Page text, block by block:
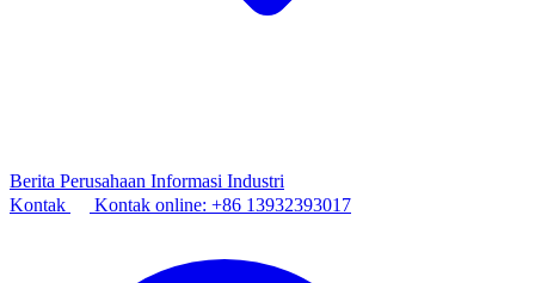
Berita Perusahaan Informasi Industri
Kontak
Kontak online: +86 13932393017